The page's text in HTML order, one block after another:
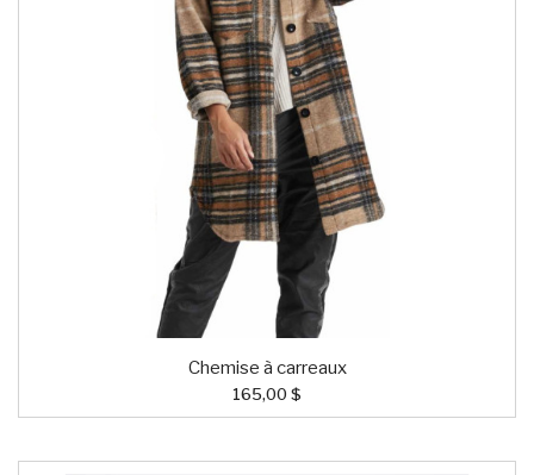
Chemise à carreaux
165,00 $